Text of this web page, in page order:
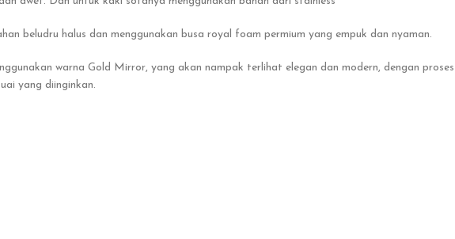
beludru halus dan menggunakan busa royal foam permium yang empuk dan nyaman.
warna Gold Mirror, yang akan nampak terlihat elegan dan modern, dengan
yang diinginkan.